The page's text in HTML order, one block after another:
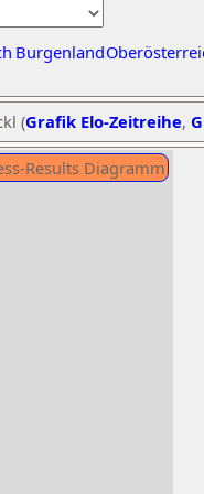
Burgenland
(Grafik Elo-Zeitreihe,